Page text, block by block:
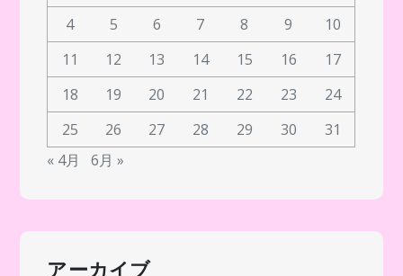
4
5 6 7 8 9
10
11
12 13 14 15 16
17
18
19 20 21 22 23
24
25
26 27 28 29 30
31
« 4月
6月 »
アーカイブ